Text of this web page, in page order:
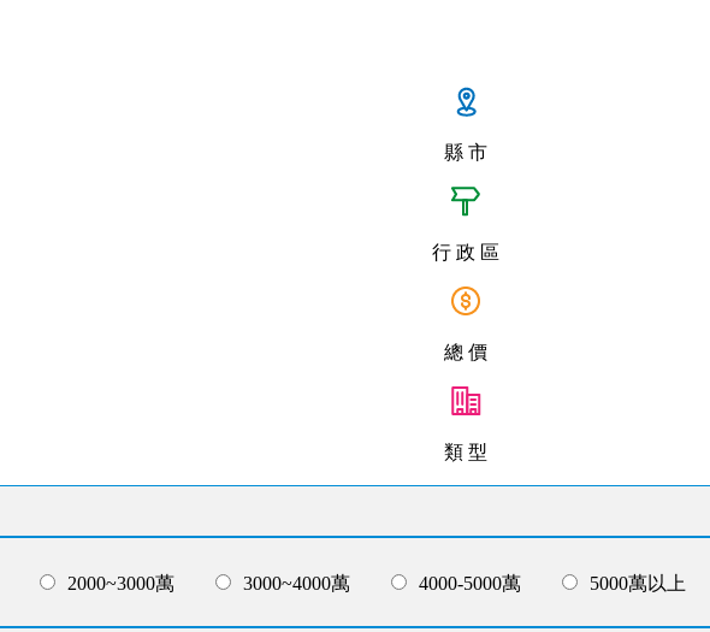
縣 市
行 政 區
總 價
類 型
2000~3000萬 3000~4000萬 4000-5000萬 5000萬以上